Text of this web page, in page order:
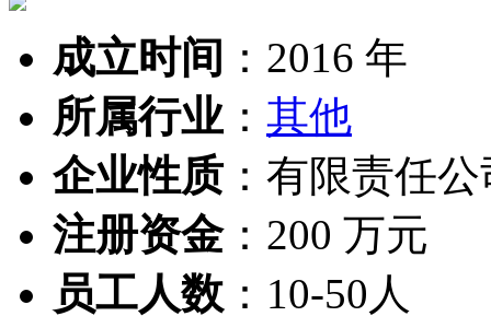
成立时间 ： 2016 年
所属行业： 其他
企业性质： 有限责任公
注册资金： 200 万元
员工人数 ： 10-50人